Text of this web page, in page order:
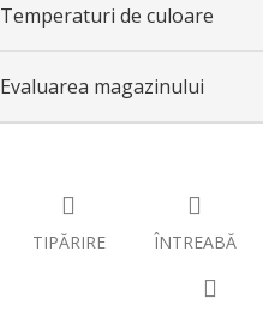
Temperaturi de culoare
Evaluarea magazinului
TIPĂRIRE ÎNTREABĂ